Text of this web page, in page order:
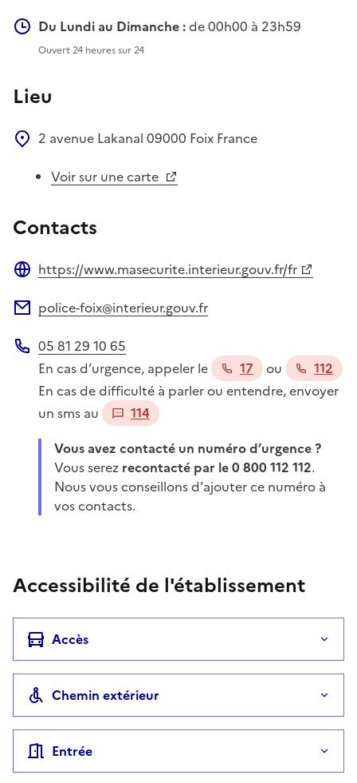
Du Lundi au Dimanche :de 00h00 à 23h59
Ouvert 24 heures sur 24
Lieu
2 avenue Lakanal 09000 Foix France
Voir sur une carte
Contacts
https://www.masecurite.interieur.gouv.fr/fr
police-foix@interieur.gouv.fr
Téléphone
05 81 29 10 65
En cas d’urgence, appeler le
17 ou
112
En cas de difficulté à parler ou entendre, envoyer
un sms au
114
Vous avez contacté un numéro d’urgence ?
Vous serez recontacté par le 0 800 112 112.
Nous vous conseillons d'ajouter ce numéro à
vos contacts.
Accessibilité de l'établissement
Accès
Chemin extérieur
Entrée